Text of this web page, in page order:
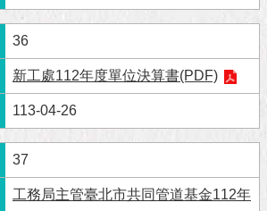
36
新工處112年度單位決算書(PDF)
113-04-26
37
工務局主管臺北市共同管道基金112年